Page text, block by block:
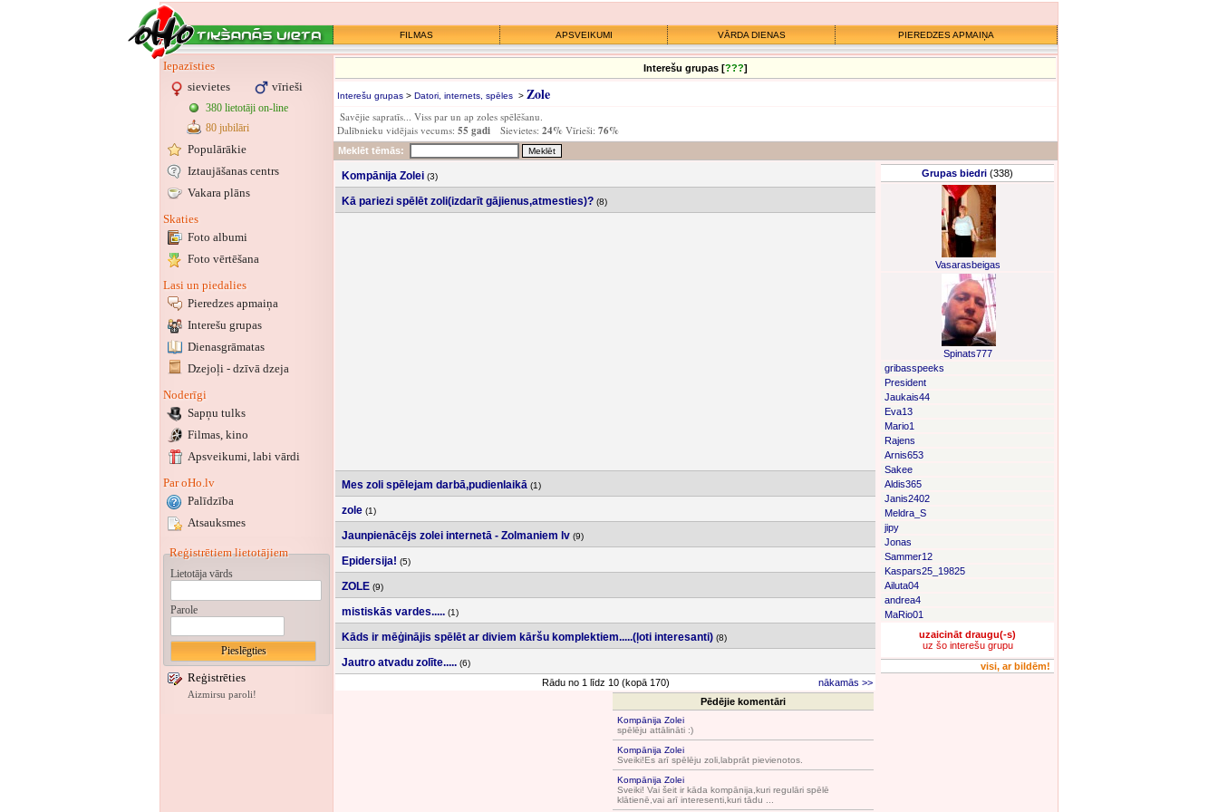
FILMAS APSVEIKUMI VĀRDA DIENAS PIEREDZES APMAIŅA
Iepazīsties
sievietes
vīrieši
380 lietotāji on-line
80 jubilāri
Populārākie
Iztaujāšanas centrs
Vakara plāns
Skaties
Foto albumi
Foto vērtēšana
Lasi un piedalies
Pieredzes apmaiņa
Interešu grupas
Dienasgrāmatas
Dzejoļi - dzīvā dzeja
Noderīgi
Sapņu tulks
Filmas, kino
Apsveikumi, labi vārdi
Par oHo.lv
Palīdzība
Atsauksmes
Reģistrētiem lietotājiem
Lietotāja vārds
Parole
Reģistrēties
Aizmirsu paroli!
Interešu grupas [???]
Interešu grupas > Datori, internets, spēles > Zole
Savējie sapratīs... Viss par un ap zoles spēlēšanu.
Dalībnieku vidējais vecums: 55 gadi Sievietes: 24% Vīrieši: 76%
Meklēt tēmās:
Kompānija Zolei (3)
Kā pariezi spēlēt zoli(izdarīt gājienus,atmesties)? (8)
Mes zoli spēlejam darbā,pudienlaikā (1)
zole (1)
Jaunpienācējs zolei internetā - Zolmaniem lv (9)
Epidersija! (5)
ZOLE (9)
mistiskās vardes..... (1)
Kāds ir mēģinājis spēlēt ar diviem kāršu komplektiem.....(ļoti interesanti) (8)
Jautro atvadu zolīte..... (6)
Rādu no 1 līdz 10 (kopā 170)
nākamās >>
Pēdējie komentāri
Kompānija Zolei
spēlēju attālināti :)
Kompānija Zolei
Sveiki!Es arī spēlēju zoli,labprāt pievienotos.
Kompānija Zolei
Sveiki! Vai šeit ir kāda kompānija,kuri regulāri spēlē
klātienē,vai arī interesenti,kuri tādu ...
Grupas biedri (338)
Vasarasbeigas
Spinats777
gribasspeeks
President
Jaukais44
Eva13
Mario1
Rajens
Arnis653
Sakee
Aldis365
Janis2402
Meldra_S
jipy
Jonas
Sammer12
Kaspars25_19825
Ailuta04
andrea4
MaRio01
uzaicināt draugu(-s)
uz šo interešu grupu
visi, ar bildēm!